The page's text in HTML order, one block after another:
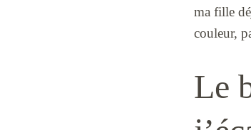
ma fille
couleur,
Le